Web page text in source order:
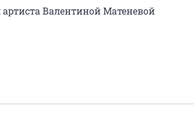
Валентиной Матеневой